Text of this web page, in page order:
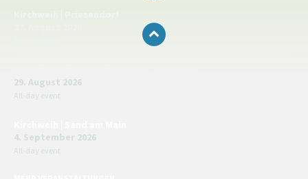
29. August 2026
All-day event
4. September 2026
All-day event